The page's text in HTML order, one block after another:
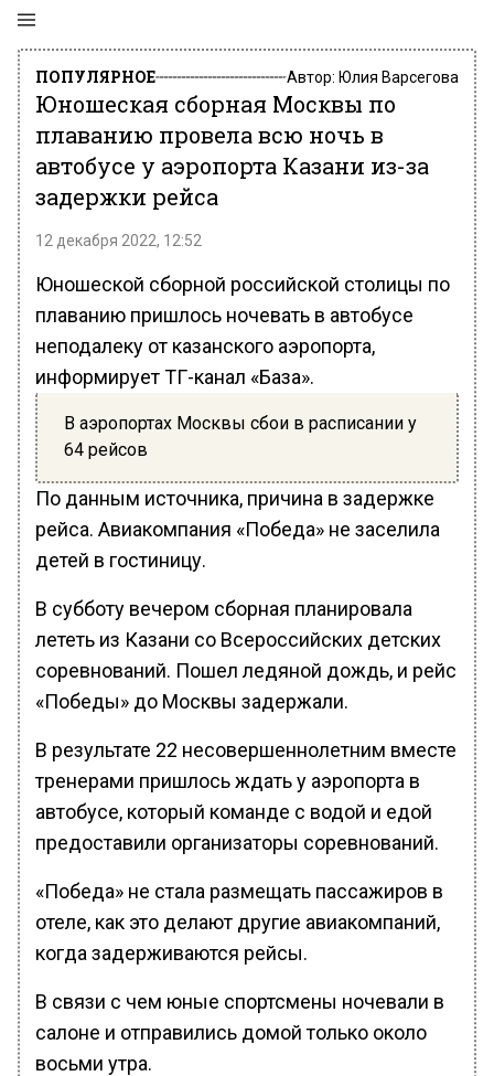
ПОПУЛЯРНОЕ Автор: Юлия Варсегова
Юношеская сборная Москвы по
плаванию провела всю ночь в
автобусе у аэропорта Казани из-за
задержки рейса
12 декабря 2022, 12:52
Юношеской сборной российской столицы по
плаванию пришлось ночевать в автобусе
неподалеку от казанского аэропорта,
информирует ТГ-канал «База».
В аэропортах Москвы сбои в расписании у
64 рейсов
По данным источника, причина в задержке
рейса. Авиакомпания «Победа» не заселила
детей в гостиницу.
В субботу вечером сборная планировала
лететь из Казани со Всероссийских детских
соревнований. Пошел ледяной дождь, и рейс
«Победы» до Москвы задержали.
В результате 22 несовершеннолетним вместе
тренерами пришлось ждать у аэропорта в
автобусе, который команде с водой и едой
предоставили организаторы соревнований.
«Победа» не стала размещать пассажиров в
отеле, как это делают другие авиакомпаний,
когда задерживаются рейсы.
В связи с чем юные спортсмены ночевали в
салоне и отправились домой только около
восьми утра.